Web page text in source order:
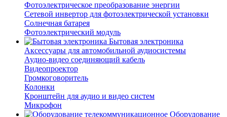
Фотоэлектрическое преобразование энергии
Сетевой инвертор для фотоэлектрической установки
Солнечная батарея
Фотоэлектрический модуль
Бытовая электроника
Аксессуары для автомобильной аудиосистемы
Аудио-видео соединяющий кабель
Видеопроектор
Громкоговоритель
Колонки
Кронштейн для аудио и видео систем
Микрофон
Оборудование